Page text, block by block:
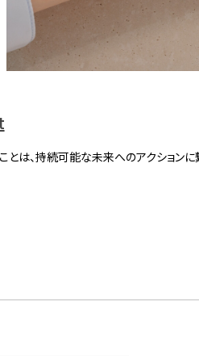
とは、持続可能な未来へのアクショ